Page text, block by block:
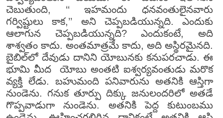
చెబుతుంది, ‘‘ ఇహమందు ధనవంతులైనవారు
గర్విష్టులు కాక,’’ అని చెప్పబడియున్నది. ఎందుకు
ఆలాగున చెప్పబడియున్నది? ఎందుకంటే, అది
శాశ్వతం కాదు. అంతమాత్రమే కాదు, అది అస్థిరమైనది.
బైబిల్‌లో దేవుడు దానిని యోబునకు కనుపరచాడు. ఈ
భూమి మీద యోబు అంతటి ఐశ్వర్యవంతుడు మరొక
వ్యక్తి లేడు. బహుమంది పనివారును అతనికి ఆస్తిగా
నుండెను. గనుక తూర్పు దిక్కు జనులందరిలో అతడే
గొప్పవాడుగా నుండెను. అతనికి పెద్ద కుటుంబము